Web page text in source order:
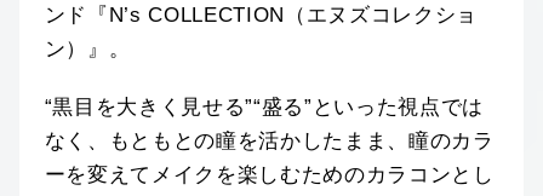
ンド『N’s COLLECTION（エヌズコレクショ
ン）』。
“黒目を大きく見せる”“盛る”といった視点では
なく、もともとの瞳を活かしたまま、瞳のカラ
ーを変えてメイクを楽しむためのカラコンとし